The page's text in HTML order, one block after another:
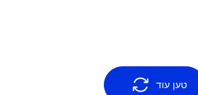
טען עוד